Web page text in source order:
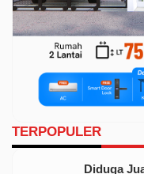
TERPOPULER
Diduga